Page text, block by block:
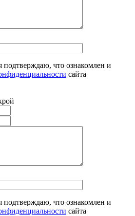
подтверждаю, что ознакомлен и
сайта
подтверждаю, что ознакомлен и
сайта